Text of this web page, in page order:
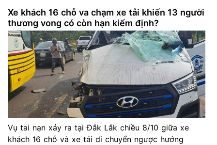
Xe khách 16 chỗ va chạm xe tải khiến 13 người
thương vong có còn hạn kiểm định?
Vụ tai nạn xảy ra tại Đắk Lắk chiều 8/10 giữa xe
khách 16 chỗ và xe tải di chuyển ngược hướng